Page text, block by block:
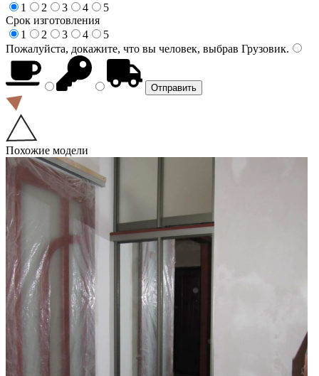
1
2 3 4
5
Срок изготовления
1
2 3 4
5
Пожалуйста, докажите, что вы человек, выбрав Грузовик.
Похожие модели